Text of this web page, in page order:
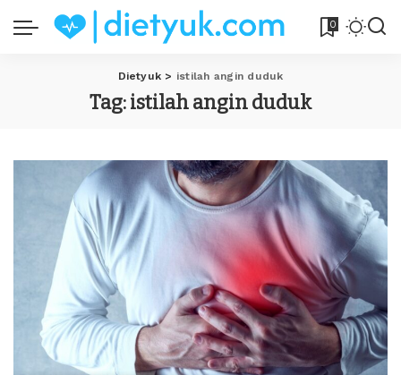
0
Dietyuk > istilah angin duduk
Tag:istilah angin duduk